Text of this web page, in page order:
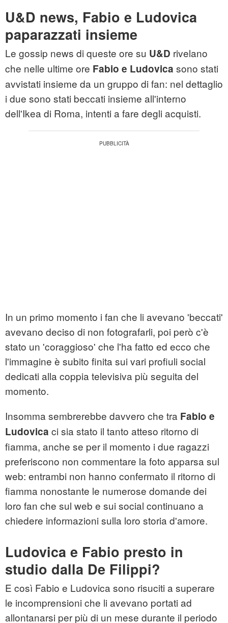
U&D news, Fabio e Ludovica
paparazzati insieme
Le gossip news di queste ore su U&D rivelano
che nelle ultime ore Fabio e Ludovica sono stati
avvistati insieme da un gruppo di fan: nel dettaglio
i due sono stati beccati insieme all'interno
dell'Ikea di Roma, intenti a fare degli acquisti.
In un primo momento i fan che li avevano 'beccati'
avevano deciso di non fotografarli, poi però c'è
stato un 'coraggioso' che l'ha fatto ed ecco che
l'immagine è subito finita sui vari profiuli social
dedicati alla coppia televisiva più seguita del
momento.
Insomma sembrerebbe davvero che tra Fabio e
Ludovica ci sia stato il tanto atteso ritorno di
fiamma, anche se per il momento i due ragazzi
preferiscono non commentare la foto apparsa sul
web: entrambi non hanno confermato il ritorno di
fiamma nonostante le numerose domande dei
loro fan che sul web e sui social continuano a
chiedere informazioni sulla loro storia d'amore.
Ludovica e Fabio presto in
studio dalla De Filippi?
E così Fabio e Ludovica sono risuciti a superare
le incomprensioni che li avevano portati ad
allontanarsi per più di un mese durante il periodo